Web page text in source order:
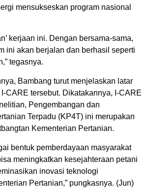
mensukseskan program nasional
kerjaan ini. Dengan bersama-sama,
ini akan berjalan dan berhasil seperti
tegasnya.
Bambang turut menjelaskan latar
CARE tersebut. Dikatakannya, I-CARE
Pengembangan dan
Terpadu (KP4T) ini merupakan
Kementerian Pertanian.
bentuk pemberdayaan masyarakat
meningkatkan kesejahteraan petani
inovasi teknologi
Pertanian,” pungkasnya. (Jun)